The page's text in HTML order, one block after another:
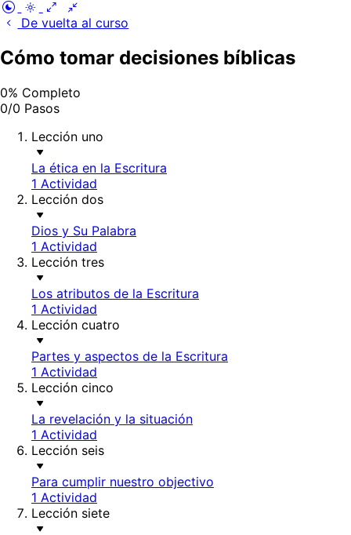
De vuelta al curso
Cómo tomar decisiones bíblicas
0% Completo
0/0 Pasos
Lección uno
La ética en la Escritura
1 Actividad
Lección dos
Dios y Su Palabra
1 Actividad
Lección tres
Los atributos de la Escritura
1 Actividad
Lección cuatro
Partes y aspectos de la Escritura
1 Actividad
Lección cinco
La revelación y la situación
1 Actividad
Lección seis
Para cumplir nuestro objectivo
1 Actividad
Lección siete